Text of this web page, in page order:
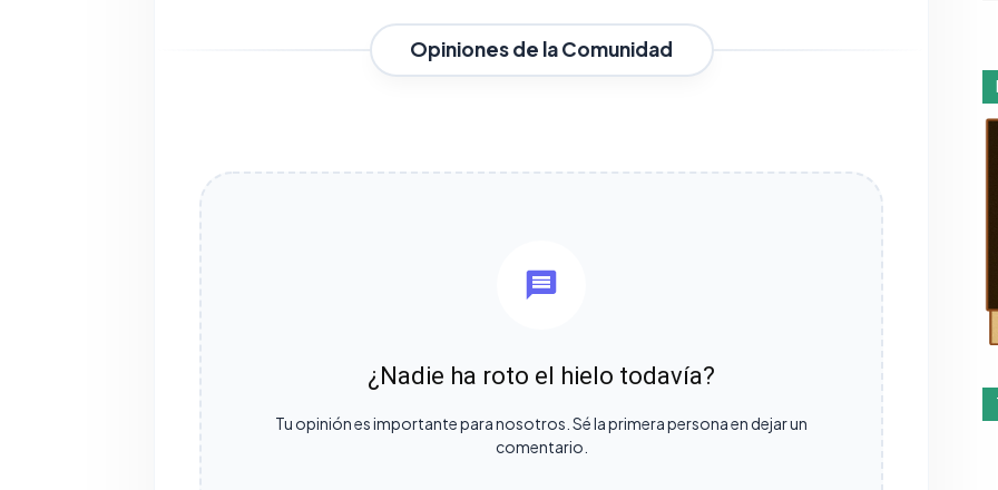
Opiniones de la Comunidad
¿Nadie ha roto el hielo todavía?
Tu opinión es importante para nosotros. Sé la primera persona en dejar un
comentario.